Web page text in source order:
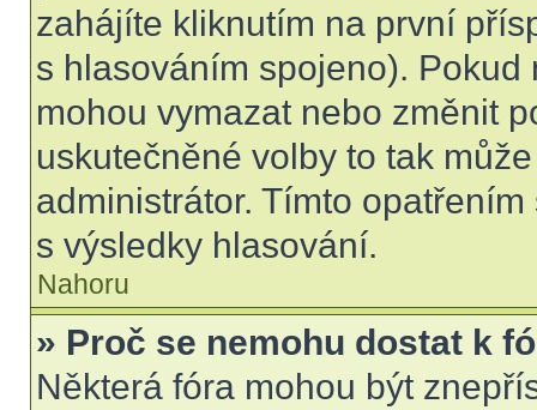
zahájíte kliknutím na první
s hlasováním spojeno).
mohou vymazat nebo změnit
uskutečněné volby to tak
administrátor. Tímto
s výsledky hlasování.
Nahoru
» Proč se nemohu dostat k
Některá fóra mohou být